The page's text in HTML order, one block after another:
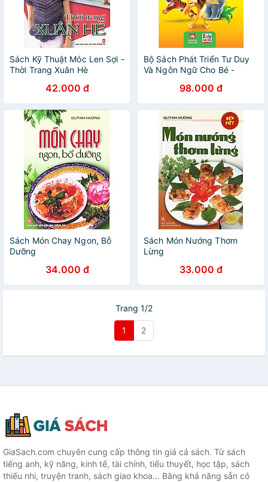
Sách Kỹ Thuật Móc Len Sợi -
Thời Trang Xuân Hè
42.000 đ
Bộ Sách Phát Triển Tư Duy
Và Ngôn Ngữ Cho Bé -
Truyện Ngụ Ngôn Thế giới
đặc sắc tập 1- ( VT )
98.000 đ
Sách Món Chay Ngon, Bỗ
Dưỡng
34.000 đ
Sách Món Nướng Thơm
Lừng
33.000 đ
Trang 1/2
1 2
GiaSach.com chuyên cung cấp thông tin giá cả sách. Từ sách
tiếng anh, kỹ năng, kinh tế, tài chính, tiểu thuyết, học tập, sách
thiếu nhi, truyện tranh, sách giao khoa... Bằng khả năng sẵn có